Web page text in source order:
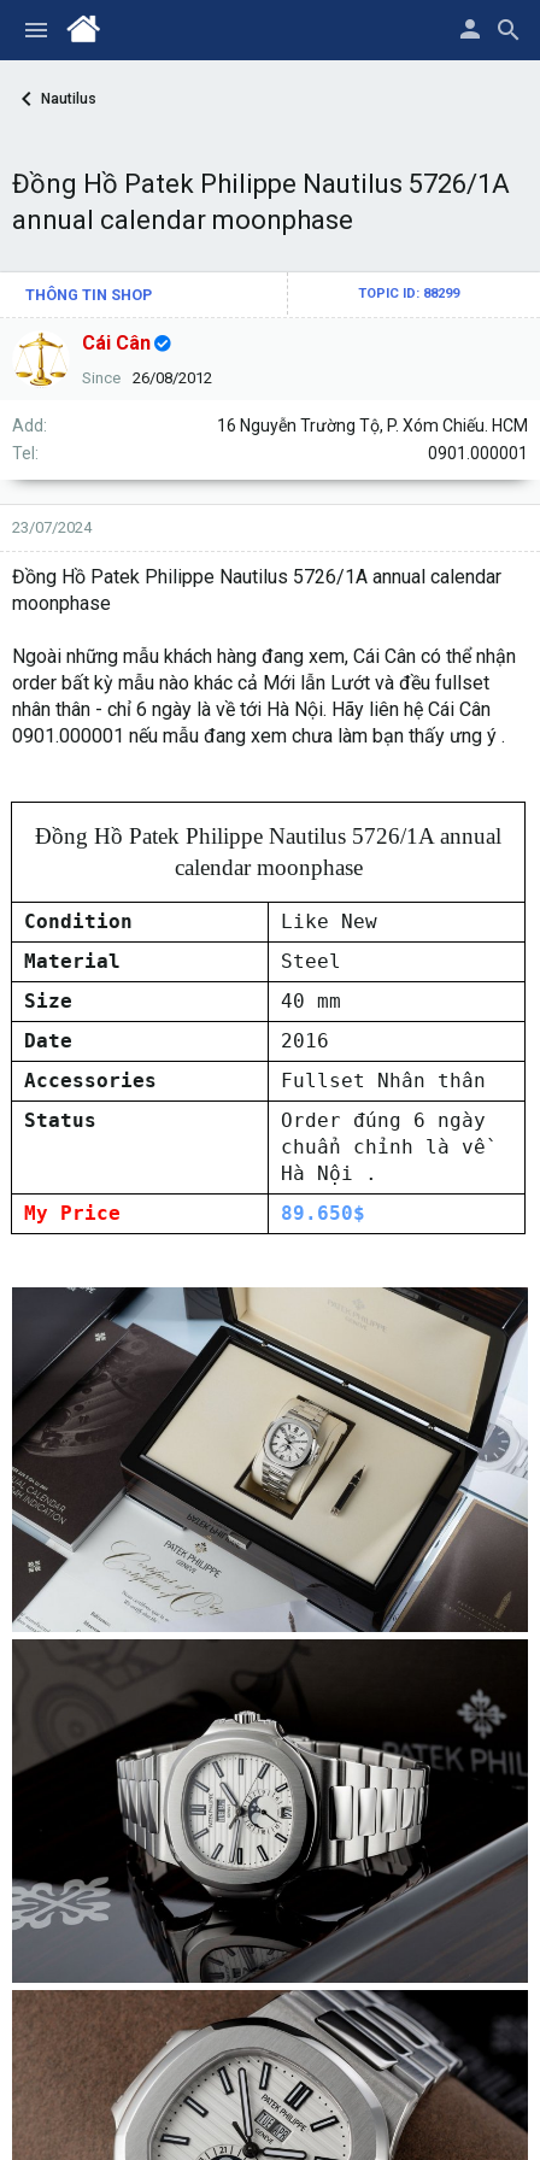
Nautilus
Đồng Hồ Patek Philippe Nautilus 5726/1A
annual calendar moonphase
THÔNG TIN SHOP TOPIC ID: 88299
Cái Cân
Since 26/08/2012
Add
16 Nguyễn Trường Tộ, P. Xóm Chiếu. HCM
Tel
0901.000001
23/07/2024
Đồng Hồ Patek Philippe Nautilus 5726/1A annual calendar
moonphase
Ngoài những mẫu khách hàng đang xem, Cái Cân có thể nhận
order bất kỳ mẫu nào khác cả Mới lẫn Lướt và đều fullset
nhân thân - chỉ 6 ngày là về tới Hà Nội. Hãy liên hệ Cái Cân
0901.000001 nếu mẫu đang xem chưa làm bạn thấy ưng ý .
Đồng Hồ Patek Philippe Nautilus 5726/1A annual
calendar moonphase
Condition
Like New
Material
Steel
Size
40 mm
Date
2016
Accessories
Fullset Nhân thân
Status
Order đúng 6 ngày
chuẩn chỉnh là về
Hà Nội .
My Price
89.650$